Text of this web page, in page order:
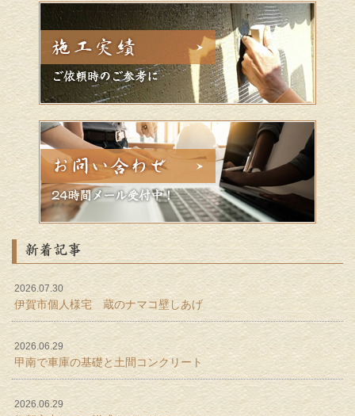
新着記事
2026.07.30
伊賀市個人様宅 蔵のナマコ壁しあげ
2026.06.29
甲南で車庫の基礎と土間コンクリート
2026.06.29